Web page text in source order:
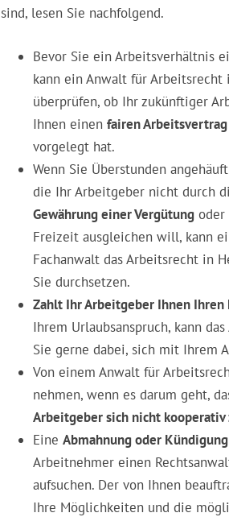
sind, lesen Sie nachfolgend.
Bevor Sie ein Arbeitsverhältnis
kann ein Anwalt für Arbeitsrecht
überprüfen, ob Ihr zukünftiger
Ihnen einen fairen Arbeitsvertrag
vorgelegt hat.
Wenn Sie Überstunden
die Ihr Arbeitgeber nicht durch
Gewährung einer Vergütung oder
Freizeit ausgleichen will, kann
Fachanwalt das Arbeitsrecht in
Sie durchsetzen.
Zahlt Ihr Arbeitgeber Ihnen Ihren
Ihrem Urlaubsanspruch, kann
Sie gerne dabei, sich mit Ihrem
Von einem Anwalt für
nehmen, wenn es darum geht,
Arbeitgeber sich nicht
Eine Abmahnung oder Kündigung
Arbeitnehmer einen
aufsuchen. Der von Ihnen
Ihre Möglichkeiten und die